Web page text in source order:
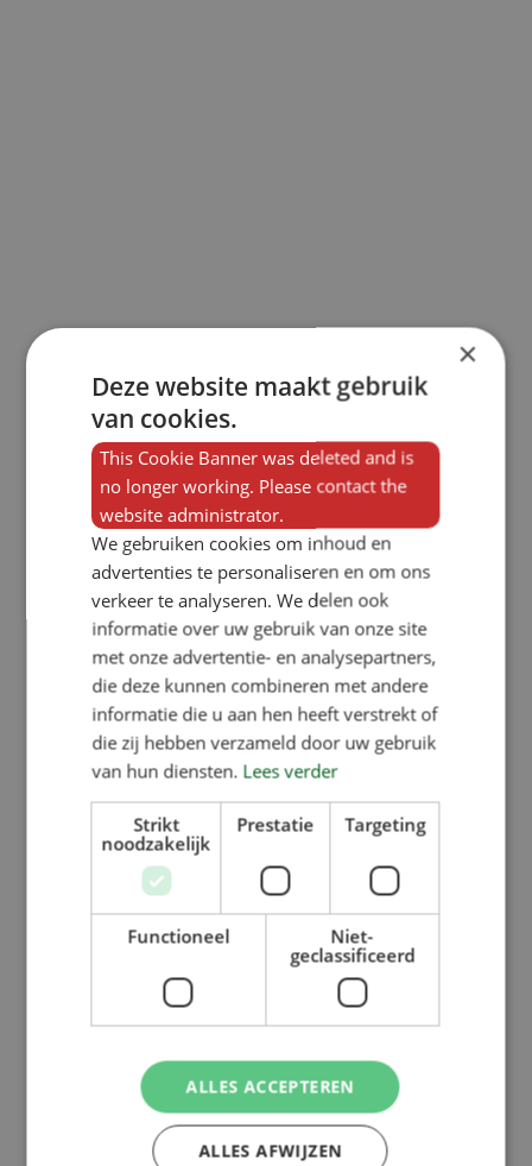
×
Deze website maakt gebruik
van cookies.
This Cookie Banner was deleted and is
no longer working. Please contact the
website administrator.
We gebruiken cookies om inhoud en
advertenties te personaliseren en om ons
verkeer te analyseren. We delen ook
informatie over uw gebruik van onze site
met onze advertentie- en analysepartners,
die deze kunnen combineren met andere
informatie die u aan hen heeft verstrekt of
die zij hebben verzameld door uw gebruik
van hun diensten. Lees verder
Strikt
noodzakelijk
Prestatie Targeting
Functioneel
Niet-
geclassificeerd
ALLES ACCEPTEREN
ALLES AFWIJZEN